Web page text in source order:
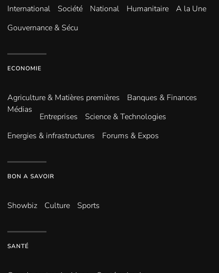
International Société National Humanitaire
A la Une
Gouvernance & Sécu
ECONOMIE
Agriculture & Matières premières
Banques & Finances
Médias
Entreprises
Science & Technologies
Energies & infrastructures
Forums & Expos
BON A SAVOIR
Showbiz Culture Sports
SANTÉ